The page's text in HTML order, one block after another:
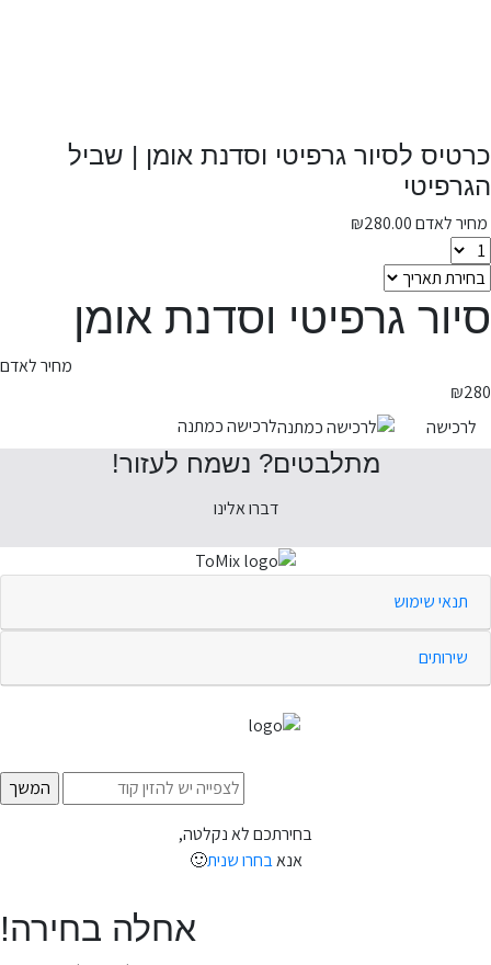
כרטיס לסיור גרפיטי וסדנת אומן | שביל
הגרפיטי
מחיר לאדם ₪280.00
סיור גרפיטי וסדנת אומן
מחיר לאדם
₪280
לרכישה
לרכישה כמתנה
מתלבטים? נשמח לעזור!
דברו אלינו
תנאי שימוש
שירותים
בחירתכם לא נקלטה,
אנאבחרו שנית🙂
אחלה בחירה!